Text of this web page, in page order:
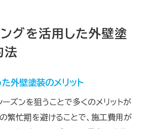
グを活用した外壁塗
法
外壁塗装のメリット
ズンを狙うことで多くのメリットが
の繁忙期を避けることで、施工費用が